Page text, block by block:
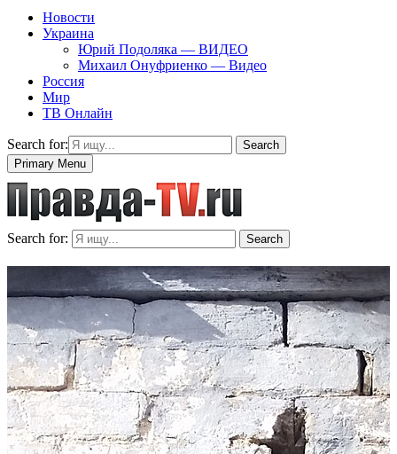
Новости
Украина
Юрий Подоляка — ВИДЕО
Михаил Онуфриенко — Видео
Россия
Мир
ТВ Онлайн
Search for:
Search
Primary Menu
Search for: Search